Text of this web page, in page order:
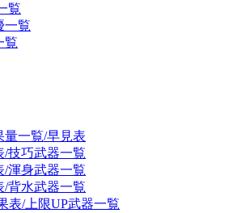
覧
一覧
覧
量一覧/早見表
/技巧武器一覧
/渾身武器一覧
/背水武器一覧
表/上限UP武器一覧